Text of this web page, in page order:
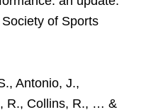
of Sports
Antonio, J.,
R., Collins, R., … &